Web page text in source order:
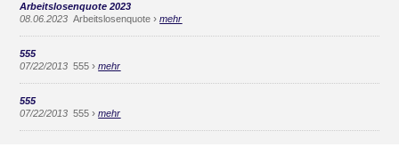
Arbeitslosenquote 2023
08.06.2023 Arbeitslosenquote ›mehr
555
07/22/2013 555 ›mehr
555
07/22/2013 555 ›mehr